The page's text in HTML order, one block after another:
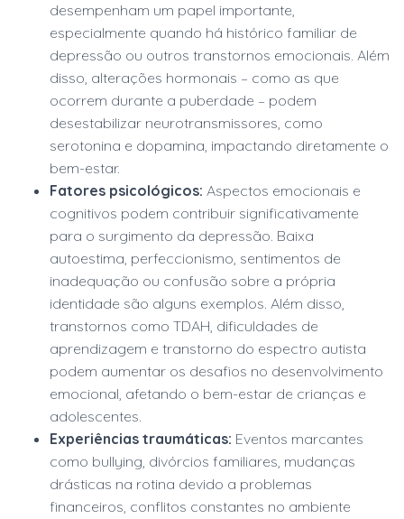
desempenham um papel importante,
especialmente quando há histórico familiar de
depressão ou outros transtornos emocionais. Além
disso, alterações hormonais – como as que
ocorrem durante a puberdade – podem
desestabilizar neurotransmissores, como
serotonina e dopamina, impactando diretamente o
bem-estar.
Fatores psicológicos: Aspectos emocionais e
cognitivos podem contribuir significativamente
para o surgimento da depressão. Baixa
autoestima, perfeccionismo, sentimentos de
inadequação ou confusão sobre a própria
identidade são alguns exemplos. Além disso,
transtornos como TDAH, dificuldades de
aprendizagem e transtorno do espectro autista
podem aumentar os desafios no desenvolvimento
emocional, afetando o bem-estar de crianças e
adolescentes.
Experiências traumáticas: Eventos marcantes
como bullying, divórcios familiares, mudanças
drásticas na rotina devido a problemas
financeiros, conflitos constantes no ambiente